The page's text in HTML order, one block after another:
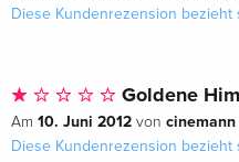
Diese Kundenrezension bezieht
Goldene
Am 10. Juni 2012 von cinemann
Diese Kundenrezension bezieht